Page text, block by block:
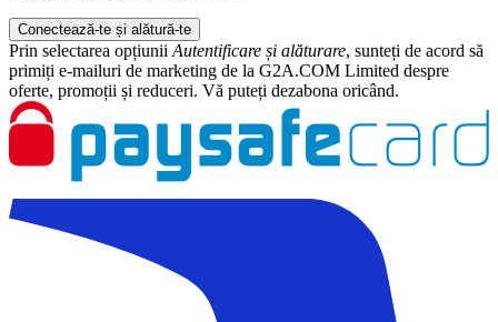
Conectează-te și alătură-te
Prin selectarea opțiunii Autentificare și alăturare, sunteți de acord să
primiți e-mailuri de marketing de la G2A.COM Limited despre
oferte, promoții și reduceri. Vă puteți dezabona oricând.